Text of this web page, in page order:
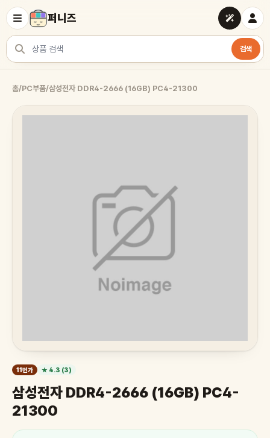
퍼니즈
상품 검색
검색
홈/PC부품/삼성전자 DDR4-2666 (16GB) PC4-21300
11번가 ★ 4.3 (3)
삼성전자 DDR4-2666 (16GB) PC4-
21300